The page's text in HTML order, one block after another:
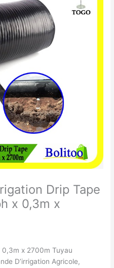
Drip Tape
x 0,3m x
0,3m x 2700m Tuyau
D’irrigation Agricole,